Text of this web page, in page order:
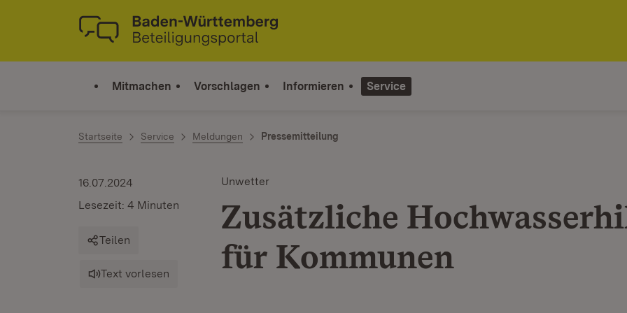
Zum Inhalt springen
Link zur Startseite
Mitmachen Vorschlagen Informieren Service
Startseite Service Meldungen Pressemitteilung
Unwetter
Zusätzliche
für Kommunen
16.07.2024
Lesezeit: 4 Minuten
Teilen
Text vorlesen